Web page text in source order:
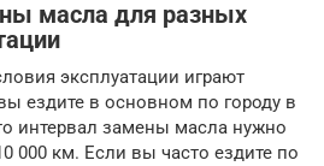
масла для разных
эксплуатации играют
ездите в основном по городу в
интервал замены масла нужно
000 км. Если вы часто ездите по